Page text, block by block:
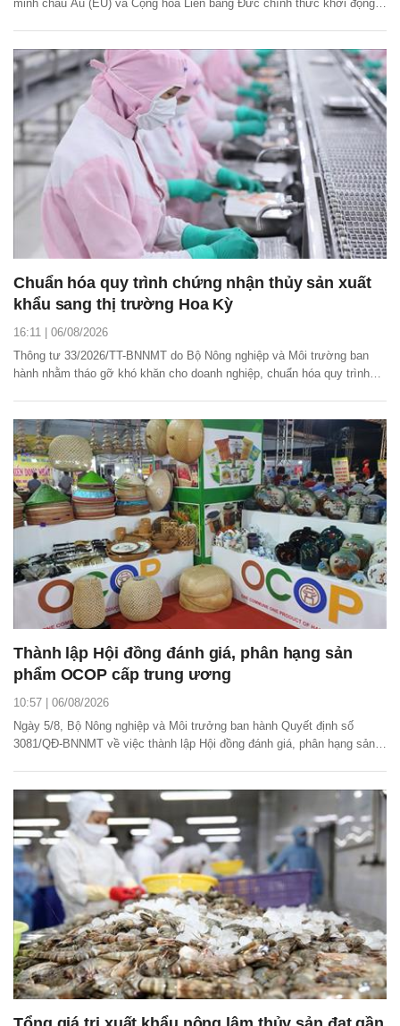
minh châu Âu (EU) và Cộng hòa Liên bang Đức chính thức khởi động
Chuẩn hóa quy trình chứng nhận thủy sản xuất
khẩu sang thị trường Hoa Kỳ
16:11 | 06/08/2026
Thông tư 33/2026/TT-BNNMT do Bộ Nông nghiệp và Môi trường ban
hành nhằm tháo gỡ khó khăn cho doanh nghiệp, chuẩn hóa quy trình
hạ tầng cảng cá.
Thành lập Hội đồng đánh giá, phân hạng sản
phẩm OCOP cấp trung ương
10:57 | 06/08/2026
Ngày 5/8, Bộ Nông nghiệp và Môi trưởng ban hành Quyết định số
3081/QĐ-BNNMT về việc thành lập Hội đồng đánh giá, phân hạng sản